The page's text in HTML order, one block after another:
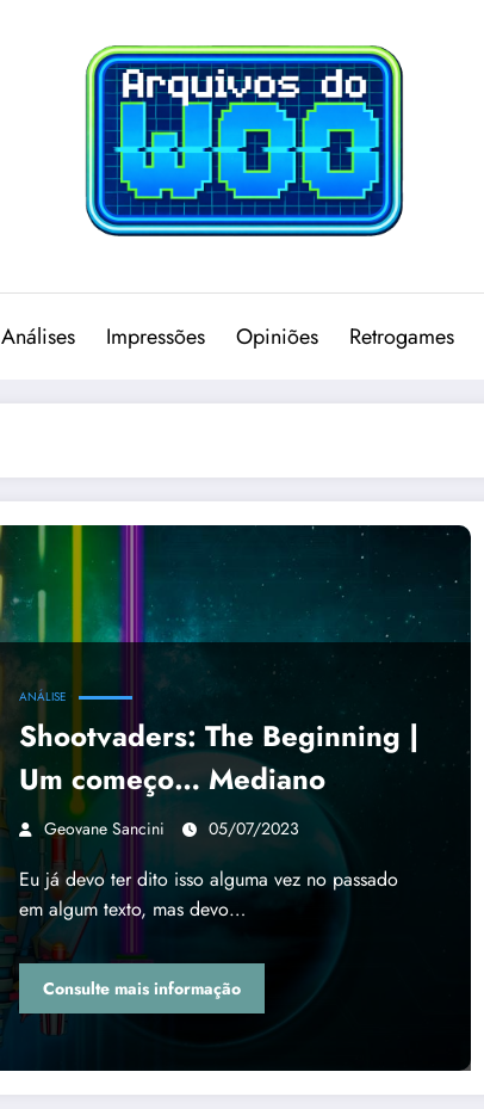
Análises Impressões Opiniões Retrogames
ANÁLISE
Shootvaders: The Beginning |
Um começo… Mediano
Geovane Sancini 05/07/2023
Eu já devo ter dito isso alguma vez no passado
em algum texto, mas devo…
Consulte mais informação